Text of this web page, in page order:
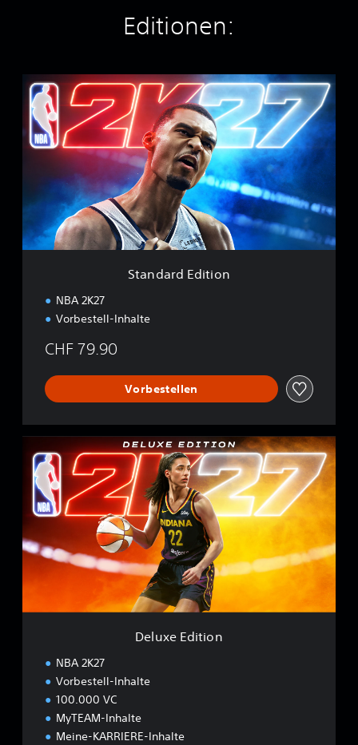
Editionen:
S
n
d
E
i
t
Standard Edition
NBA 2K27
Vorbestell-Inhalte
CHF 79.90
Vorbestellen
E
d
i
t
o
Deluxe Edition
NBA 2K27
Vorbestell-Inhalte
100.000 VC
MyTEAM-Inhalte
Meine-KARRIERE-Inhalte